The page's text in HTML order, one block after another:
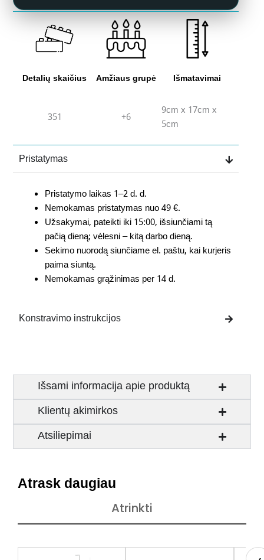
Detalių skaičius Amžiaus grupė Išmatavimai
351 +6
9cm x 17cm x
5cm
Pristatymas
Pristatymo laikas 1–2 d. d.
Nemokamas pristatymas nuo 49 €.
Užsakymai, pateikti iki 15:00, išsiunčiami tą
pačią dieną; vėlesni – kitą darbo dieną.
Sekimo nuorodą siunčiame el. paštu, kai kurjeris
paima siuntą.
Nemokamas grąžinimas per 14 d.
Konstravimo instrukcijos
Išsami informacija apie produktą
Klientų akimirkos
Atsiliepimai
Atrask daugiau
Atrinkti